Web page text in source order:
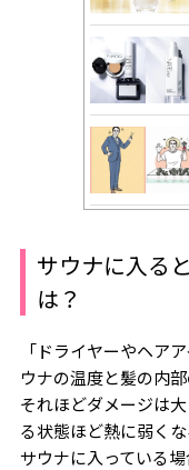
サウナに入る
は？
「ドライヤーやヘア
ウナの温度と髪の内
それほどダメージは
る状態ほど熱に弱く
サウナに入っている